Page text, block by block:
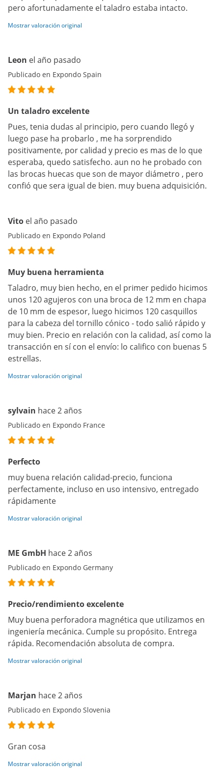
pero afortunadamente el taladro estaba intacto.
Mostrar valoración original
Leon el año pasado
Publicado en Expondo Spain
Un taladro excelente
Pues, tenia dudas al principio, pero cuando llegó y
luego pase ha probarlo , me ha sorprendido
positivamente, por calidad y precio es mas de lo que
esperaba, quedo satisfecho. aun no he probado con
las brocas huecas que son de mayor diámetro , pero
confió que sera igual de bien. muy buena adquisición.
Vito el año pasado
Publicado en Expondo Poland
Muy buena herramienta
Taladro, muy bien hecho, en el primer pedido hicimos
unos 120 agujeros con una broca de 12 mm en chapa
de 10 mm de espesor, luego hicimos 120 casquillos
para la cabeza del tornillo cónico - todo salió rápido y
muy bien. Precio en relación con la calidad, así como la
transacción en sí con el envío: lo califico con buenas 5
estrellas.
Mostrar valoración original
sylvain hace 2 años
Publicado en Expondo France
Perfecto
muy buena relación calidad-precio, funciona
perfectamente, incluso en uso intensivo, entregado
rápidamente
Mostrar valoración original
ME GmbH hace 2 años
Publicado en Expondo Germany
Precio/rendimiento excelente
Muy buena perforadora magnética que utilizamos en
ingeniería mecánica. Cumple su propósito. Entrega
rápida. Recomendación absoluta de compra.
Mostrar valoración original
Marjan hace 2 años
Publicado en Expondo Slovenia
Gran cosa
Mostrar valoración original